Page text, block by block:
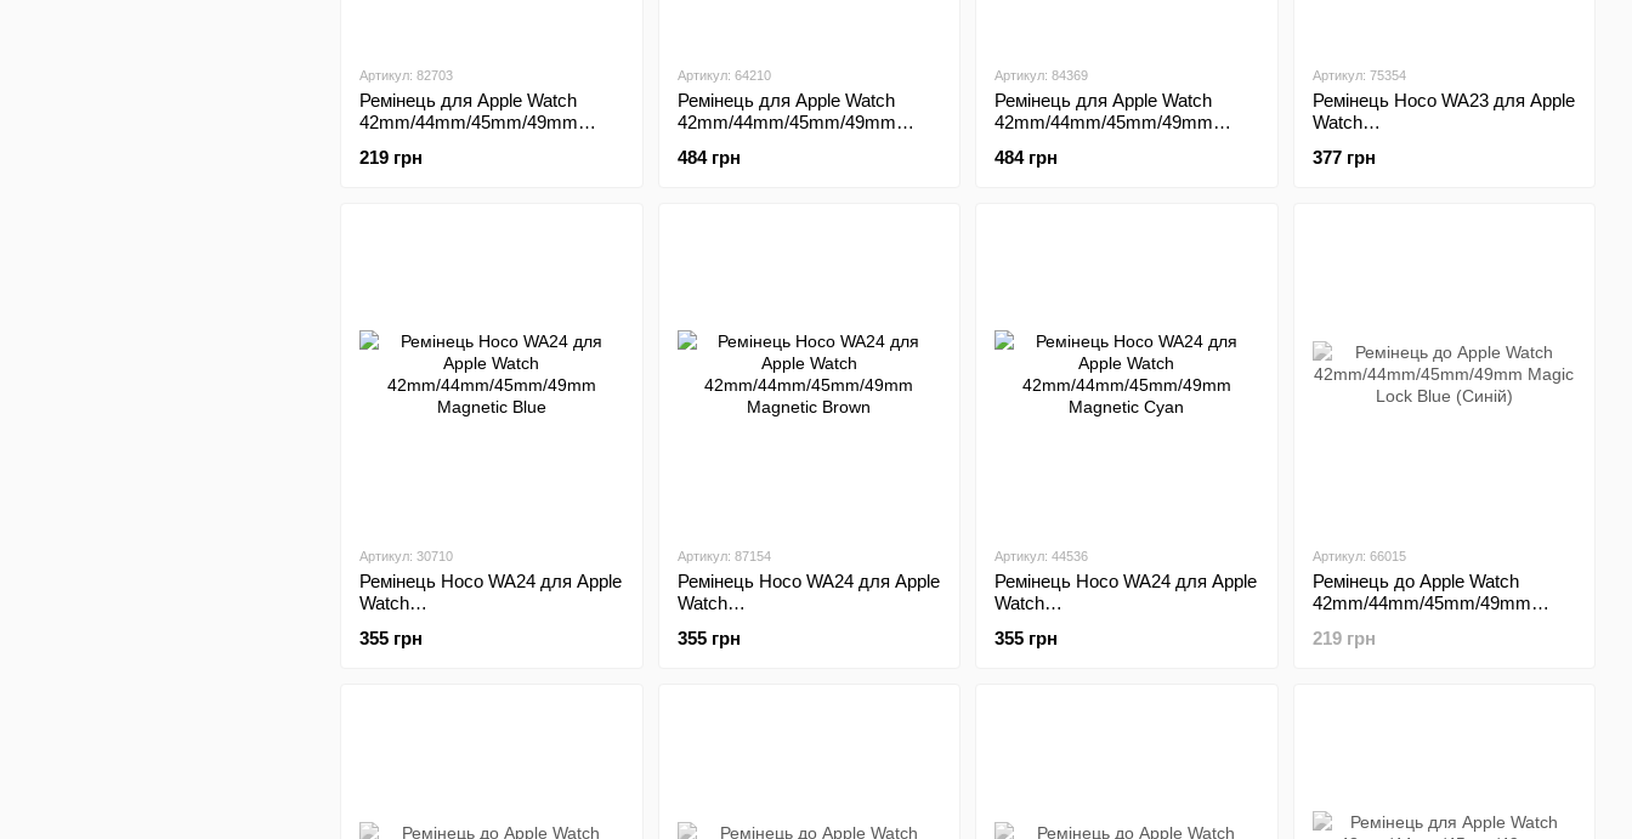
Артикул: 82703
Ремінець для Apple Watch
42mm/44mm/45mm/49mm
219 грн
Артикул: 64210
Ремінець для Apple Watch
42mm/44mm/45mm/49mm
(Срібний)
484 грн
Артикул: 84369
Ремінець для Apple Watch
42mm/44mm/45mm/49mm
(Рожеве золото)
484 грн
Артикул: 75354
Ремінець Hoco WA23 для Apple
Watch
Leather Blue
377 грн
Артикул: 30710
Ремінець Hoco WA24 для Apple
Watch
Magnetic Blue
355 грн
Артикул: 87154
Ремінець Hoco WA24 для Apple
Watch
Magnetic Brown
355 грн
Артикул: 44536
Ремінець Hoco WA24 для Apple
Watch
Magnetic Cyan
355 грн
Артикул: 66015
Ремінець до Apple Watch
42mm/44mm/45mm/49mm
219 грн